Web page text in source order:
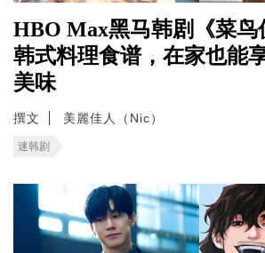
HBO Max黑马韩剧《菜鸟
韩式料理食谱，在家也能
美味
撰文 美麗佳人（Nic）
迷韩剧